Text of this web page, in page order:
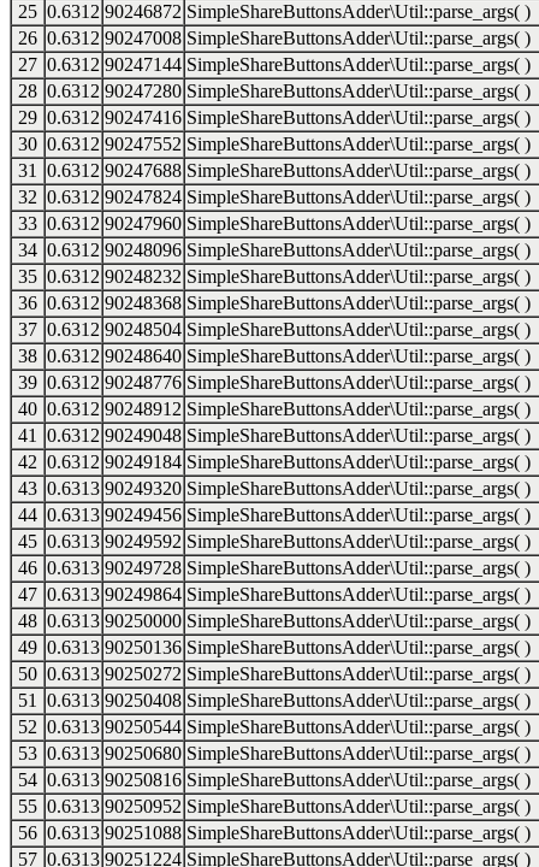
25 0.6312 90246872 SimpleShareButtonsAdder\Util::parse_args( )
26 0.6312 90247008 SimpleShareButtonsAdder\Util::parse_args( )
27 0.6312 90247144 SimpleShareButtonsAdder\Util::parse_args( )
28 0.6312 90247280 SimpleShareButtonsAdder\Util::parse_args( )
29 0.6312 90247416 SimpleShareButtonsAdder\Util::parse_args( )
30 0.6312 90247552 SimpleShareButtonsAdder\Util::parse_args( )
31
0.6312 90247688 SimpleShareButtonsAdder\Util::parse_args( )
32 0.6312 90247824 SimpleShareButtonsAdder\Util::parse_args( )
33 0.6312 90247960 SimpleShareButtonsAdder\Util::parse_args( )
34 0.6312 90248096 SimpleShareButtonsAdder\Util::parse_args( )
35 0.6312 90248232 SimpleShareButtonsAdder\Util::parse_args( )
36 0.6312 90248368 SimpleShareButtonsAdder\Util::parse_args( )
37 0.6312 90248504 SimpleShareButtonsAdder\Util::parse_args( )
38 0.6312 90248640 SimpleShareButtonsAdder\Util::parse_args( )
39 0.6312 90248776 SimpleShareButtonsAdder\Util::parse_args( )
40 0.6312 90248912 SimpleShareButtonsAdder\Util::parse_args( )
41
0.6312 90249048 SimpleShareButtonsAdder\Util::parse_args( )
42 0.6312 90249184 SimpleShareButtonsAdder\Util::parse_args( )
43 0.6313 90249320 SimpleShareButtonsAdder\Util::parse_args( )
44 0.6313 90249456 SimpleShareButtonsAdder\Util::parse_args( )
45 0.6313 90249592 SimpleShareButtonsAdder\Util::parse_args( )
46 0.6313 90249728 SimpleShareButtonsAdder\Util::parse_args( )
47 0.6313 90249864 SimpleShareButtonsAdder\Util::parse_args( )
48 0.6313 90250000 SimpleShareButtonsAdder\Util::parse_args( )
49 0.6313 90250136 SimpleShareButtonsAdder\Util::parse_args( )
50 0.6313 90250272 SimpleShareButtonsAdder\Util::parse_args( )
51
0.6313 90250408 SimpleShareButtonsAdder\Util::parse_args( )
52 0.6313 90250544 SimpleShareButtonsAdder\Util::parse_args( )
53 0.6313 90250680 SimpleShareButtonsAdder\Util::parse_args( )
54 0.6313 90250816 SimpleShareButtonsAdder\Util::parse_args( )
55 0.6313 90250952 SimpleShareButtonsAdder\Util::parse_args( )
56 0.6313 90251088 SimpleShareButtonsAdder\Util::parse_args( )
57 0.6313 90251224 SimpleShareButtonsAdder\Util::parse_args( )